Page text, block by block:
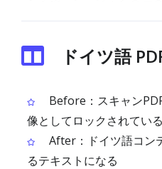
ドイツ語
Before：スキャン
像としてロックされている
After：ドイツ語コン
るテキストになる